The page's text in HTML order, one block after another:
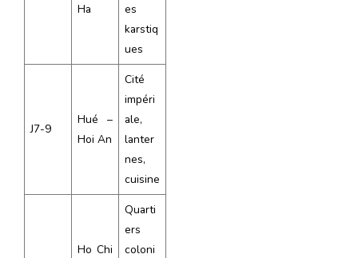
Ha
es
karstiq
ues
J7-9
Hué –
Hoi An
Cité
impéri
ale,
lanter
nes,
cuisine
Ho Chi
Quarti
ers
coloni